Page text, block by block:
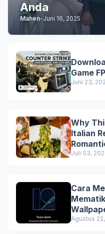
Anda
Mahen-Juni 16, 2025
Game
Juni 23,
Why
Italian
and
Juli 03,
Cara
Agustus